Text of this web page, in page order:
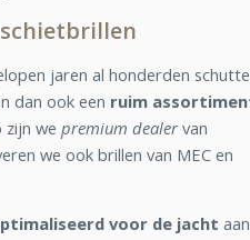
jaren al honderden
dan ook een ruim
zijn we premium dealer van
we ook brillen van MEC en
voor de jacht